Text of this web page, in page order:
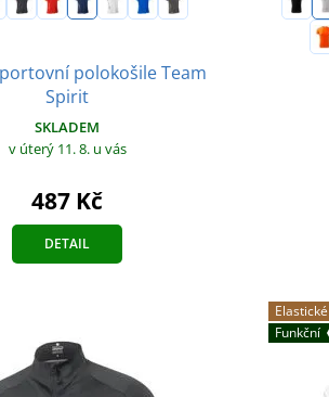
polokošile Team
Spirit
SKLADEM
v úterý 11. 8. u vás
487 Kč
DETAIL
Elastické
Funkční